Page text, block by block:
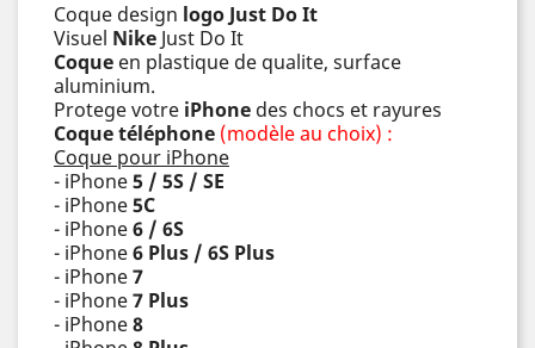
Coque design logo Just Do It
Visuel Nike Just Do It
Coque en plastique de qualite, surface
aluminium.
Protege votre iPhone des chocs et rayures
Coque téléphone (modèle au choix) :
Coque pour iPhone
- iPhone5 / 5S / SE
- iPhone5C
- iPhone6 / 6S
- iPhone6 Plus / 6S Plus
- iPhone7
- iPhone7 Plus
- iPhone8